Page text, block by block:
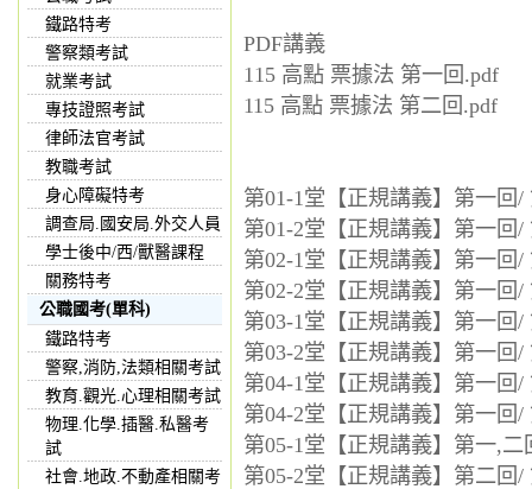
鐵路特考
警察類考試
就業考試
專技證照考試
律師法官考試
教職考試
身心障礙特考
調查局.國安局.外交人員
學士後中/西/獸醫課程
關務特考
公職國考(單科)
鐵路特考
警察,消防,法類相關考試
教育.觀光.心理相關考試
物理.化學.插醫.私醫考
試
社會.地政.不動產相關考
PDF講義
115 高點 票據法 第一回.pdf
115 高點 票據法 第二回.pdf
第01-1堂【正規講義】第一回/
第01-2堂【正規講義】第一回/
第02-1堂【正規講義】第一回
第02-2堂【正規講義】第一回/
第03-1堂【正規講義】第一回
第03-2堂【正規講義】第一回
第04-1堂【正規講義】第一回/
第04-2堂【正規講義】第一回/
第05-1堂【正規講義】第一,二
第05-2堂【正規講義】第二回/